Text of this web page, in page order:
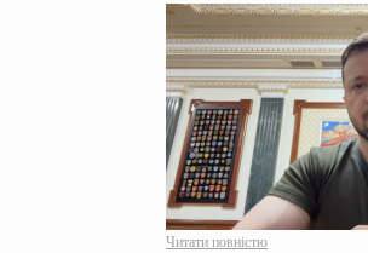
Читати повністю